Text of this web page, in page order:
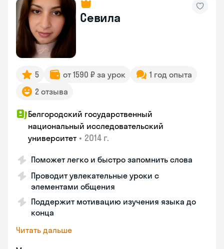
Севила
5 от 1590 ₽ за урок
1 год опыта
2 отзыва
Белгородский государственный
национальный исследовательский
университет • 2014 г.
Поможет легко и быстро запомнить слова
Проводит увлекательные уроки с
элементами общения
Поддержит мотивацию изучения языка до
конца
Читать дальше